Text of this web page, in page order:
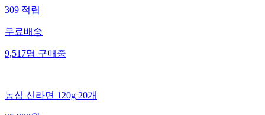
309적립
무료배송
9,517명구매중
농심 신라면 120g 20개